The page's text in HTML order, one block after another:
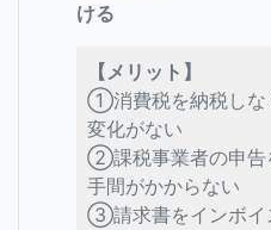
ける
【メリット】
①消費税を納税しな
変化がない
➁課税事業者の申告
手間がかからない
③請求書をインボイ